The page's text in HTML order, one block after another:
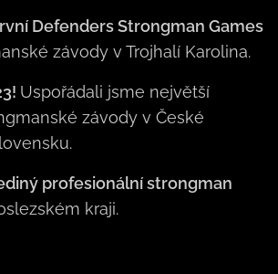
Defenders Strongman Games
závody v Trojhalí Karolina.
Uspořádali jsme největší
závody v České
profesionální strongman
kraji.